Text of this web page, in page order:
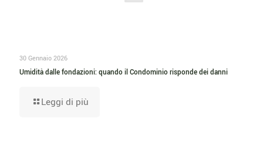
30 Gennaio 2026
Umidità dalle fondazioni: quando il Condominio risponde dei danni
Leggi di più